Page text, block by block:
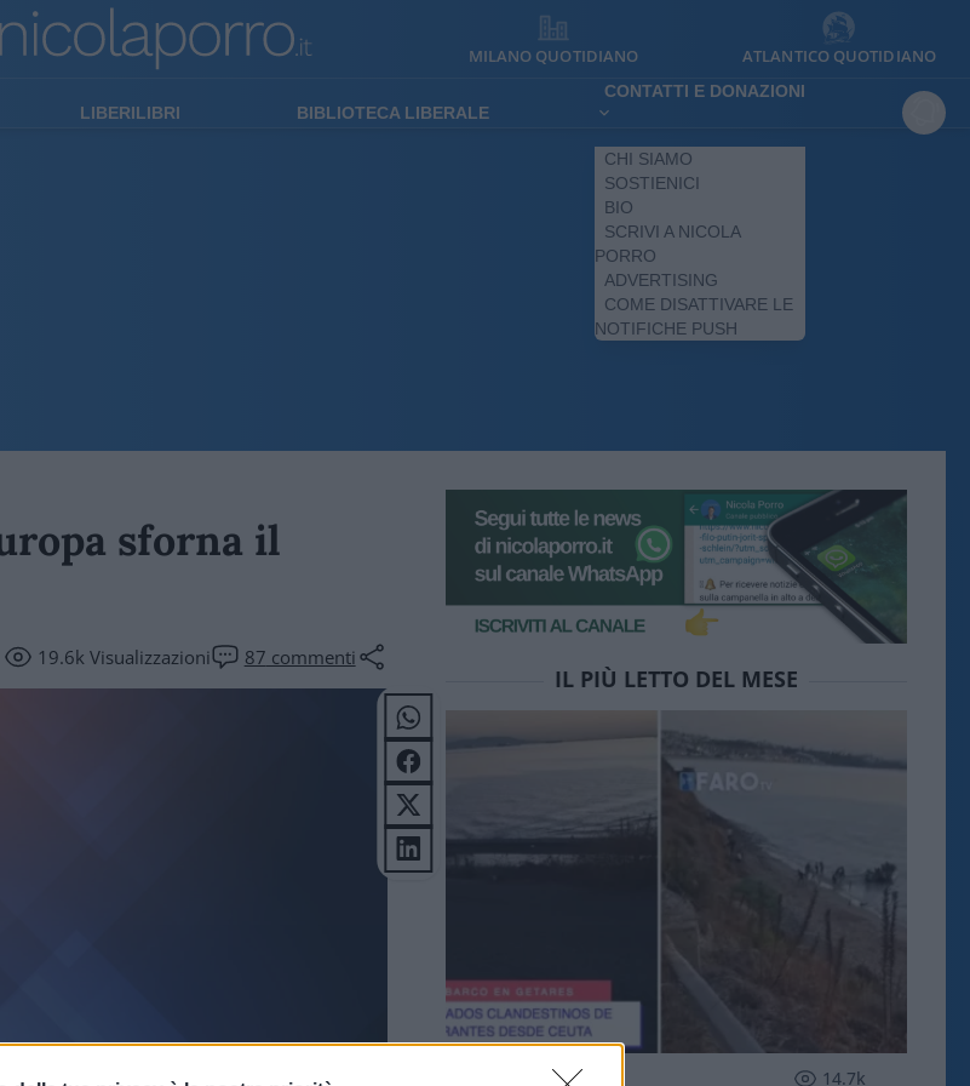
MILANO QUOTIDIANO ATLANTICO QUOTIDIANO
LIBERILIBRI BIBLIOTECA LIBERALE
CONTATTI E DONAZIONI
CHI SIAMO
SOSTIENICI
BIO
SCRIVI A NICOLA
PORRO
ADVERTISING
COME DISATTIVARE LE
NOTIFICHE PUSH
sforna il
19.6kVisualizzazioni 87 commenti
IL PIÙ LETTO DEL MESE
14.7k